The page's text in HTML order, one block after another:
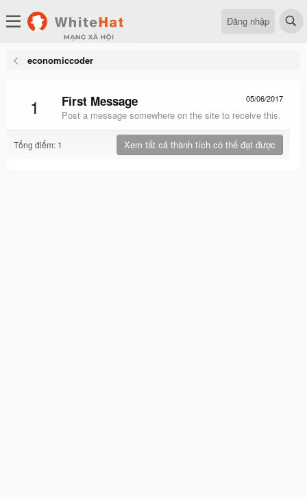
Đăng nhập
economiccoder
1 05/06/2017
First Message
Post a message somewhere on the site to receive this.
Tổng điểm: 1 Xem tất cả thành tích có thể đạt được